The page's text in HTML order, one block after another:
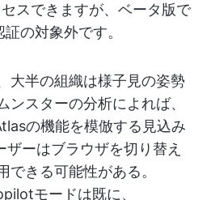
スできますが、ベータ版で
の対象外です。
大半の組織は様子見の姿勢
ンスターの分析によれば、
の機能を模倣する見込み
ーはブラウザを切り替え
できる可能性がある。
モードは既に、